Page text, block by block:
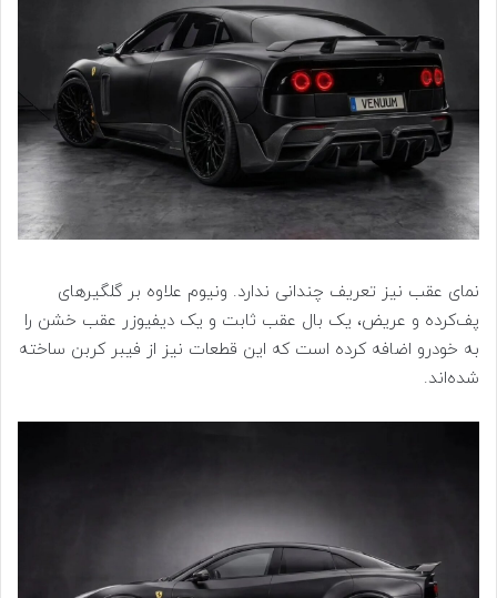
نمای عقب نیز تعریف چندانی ندارد. ونیوم علاوه بر گلگیرهای
پف‌کرده و عریض، یک بال عقب ثابت و یک دیفیوزر عقب خشن را
به خودرو اضافه کرده است که این قطعات نیز از فیبر کربن ساخته
شده‌اند.